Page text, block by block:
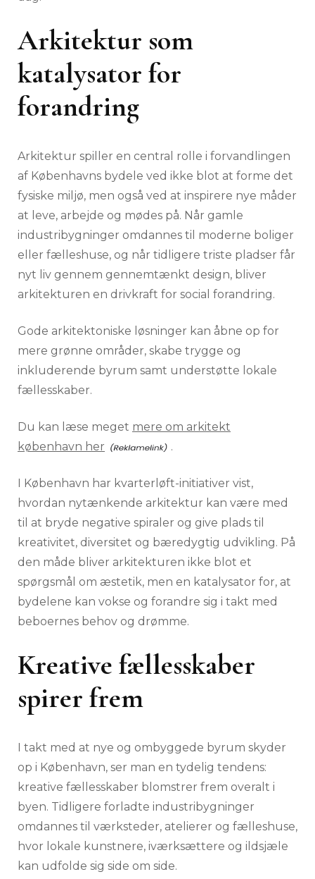
Arkitektur som
katalysator for
forandring
Arkitektur spiller en central rolle i forvandlingen
af Københavns bydele ved ikke blot at forme det
fysiske miljø, men også ved at inspirere nye måder
at leve, arbejde og mødes på. Når gamle
industribygninger omdannes til moderne boliger
eller fælleshuse, og når tidligere triste pladser får
nyt liv gennem gennemtænkt design, bliver
arkitekturen en drivkraft for social forandring.
Gode arkitektoniske løsninger kan åbne op for
mere grønne områder, skabe trygge og
inkluderende byrum samt understøtte lokale
fællesskaber.
Du kan læse meget mere om arkitekt
københavn her
.
I København har kvarterløft-initiativer vist,
hvordan nytænkende arkitektur kan være med
til at bryde negative spiraler og give plads til
kreativitet, diversitet og bæredygtig udvikling. På
den måde bliver arkitekturen ikke blot et
spørgsmål om æstetik, men en katalysator for, at
bydelene kan vokse og forandre sig i takt med
beboernes behov og drømme.
Kreative fællesskaber
spirer frem
I takt med at nye og ombyggede byrum skyder
op i København, ser man en tydelig tendens:
kreative fællesskaber blomstrer frem overalt i
byen. Tidligere forladte industribygninger
omdannes til værksteder, atelierer og fælleshuse,
hvor lokale kunstnere, iværksættere og ildsjæle
kan udfolde sig side om side.